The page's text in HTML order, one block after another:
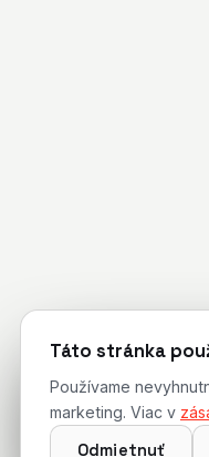
Táto stránka
Používame
marketing. Viac v
Odmietnuť